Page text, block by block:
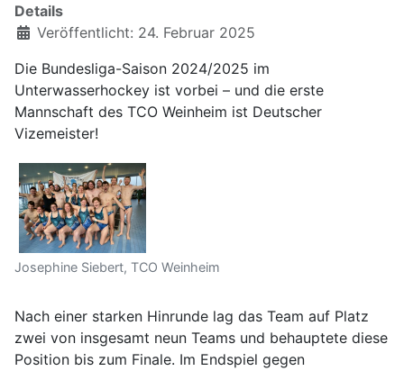
Details
Veröffentlicht: 24. Februar 2025
Die Bundesliga-Saison 2024/2025 im
Unterwasserhockey ist vorbei – und die erste
Mannschaft des TCO Weinheim ist Deutscher
Vizemeister!
Josephine Siebert, TCO Weinheim
Nach einer starken Hinrunde lag das Team auf Platz
zwei von insgesamt neun Teams und behauptete diese
Position bis zum Finale. Im Endspiel gegen